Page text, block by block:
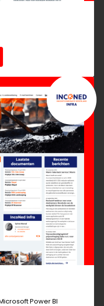
Power BI